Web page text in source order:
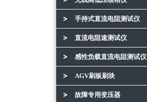
手持式直流电阻测试仪
直流电阻速测试仪
感性负载直流电阻测试仪
AGV刷板刷块
故障专用变压器